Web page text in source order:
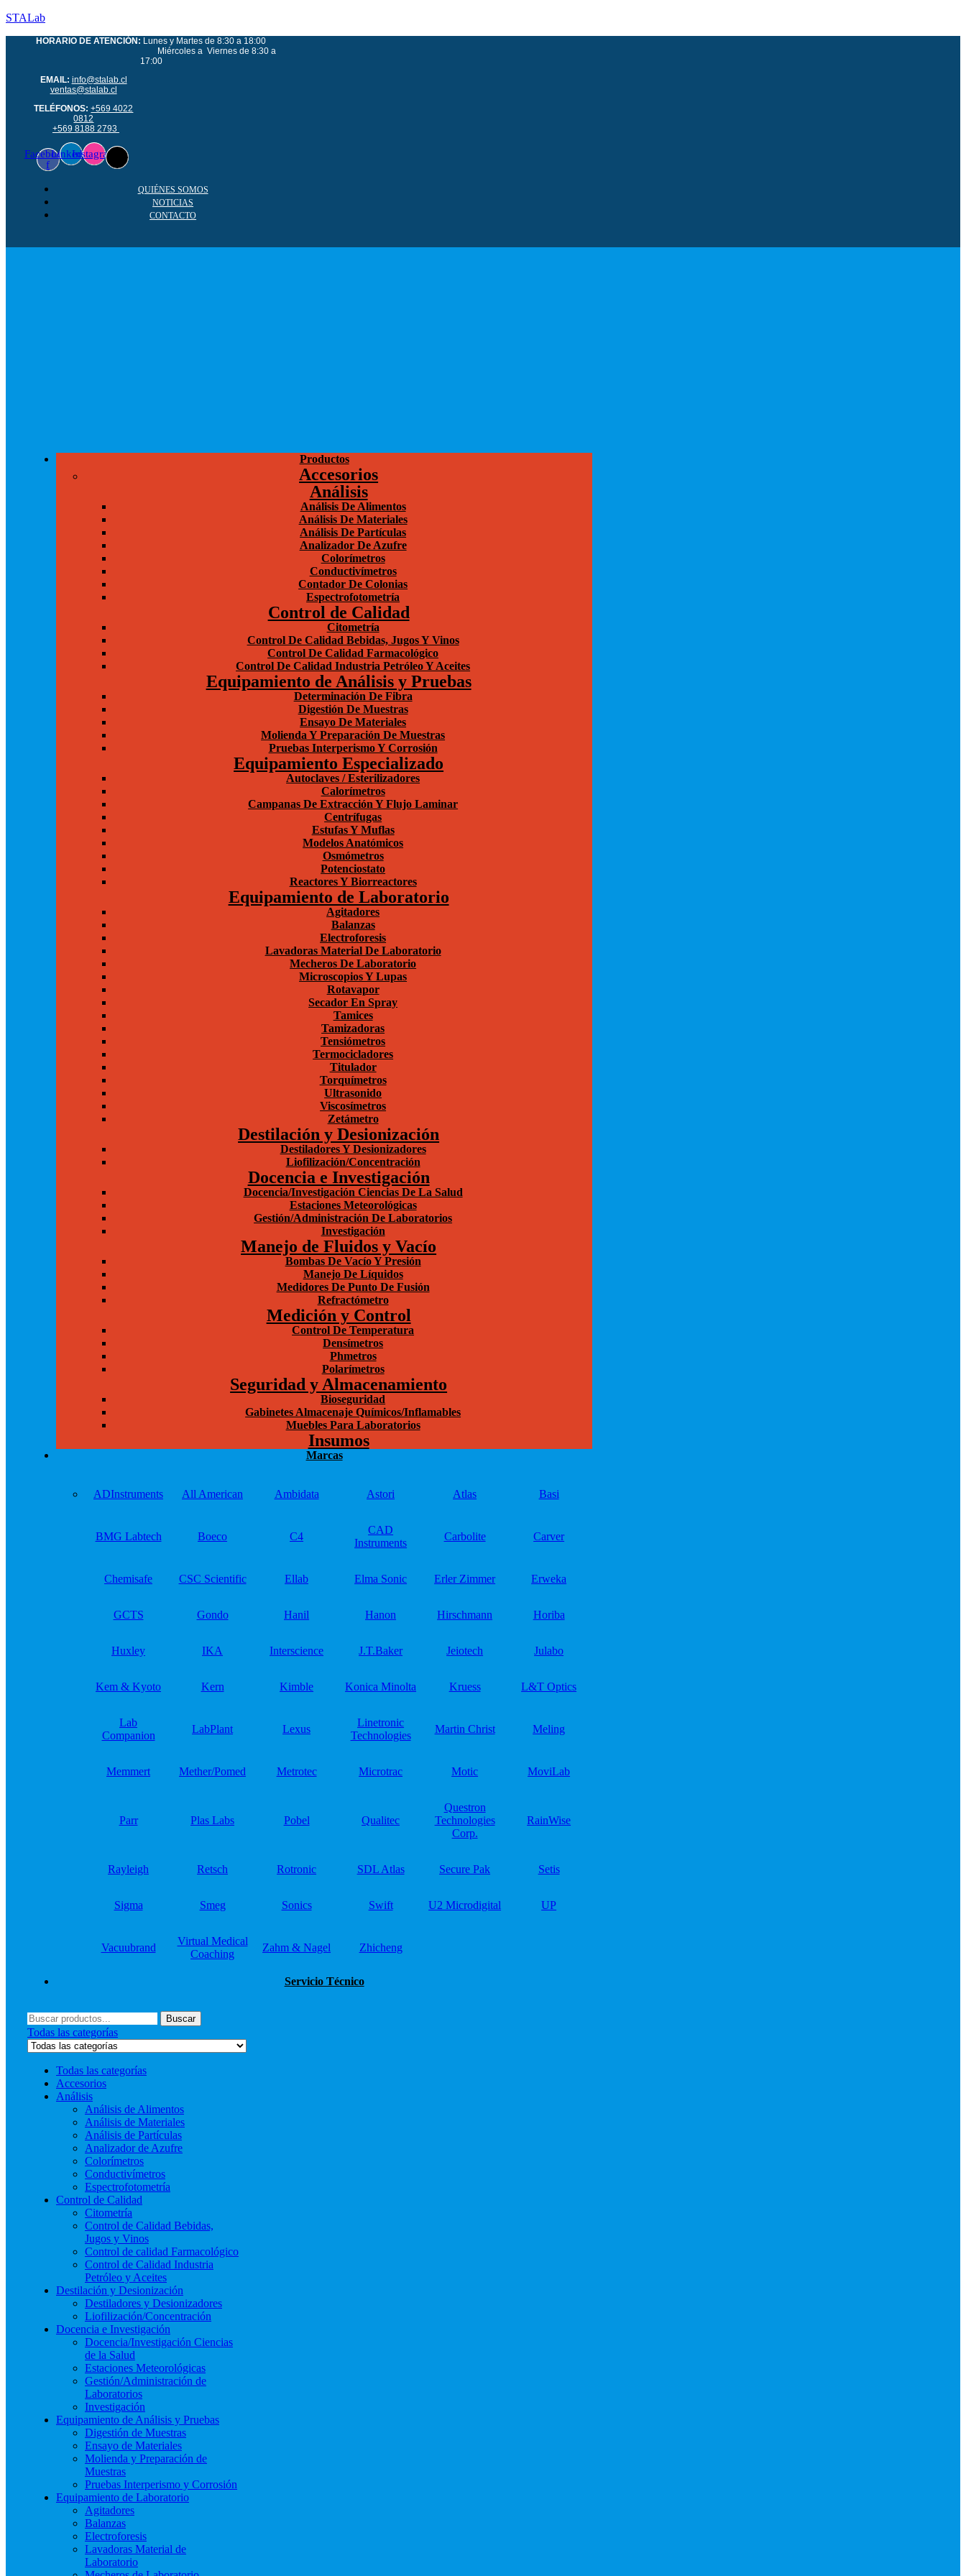
STALab
HORARIO DE ATENCIÓN: Lunes y Martes de 8:30 a 18:00
Miércoles a Viernes de 8:30 a
17:00
EMAIL: info@stalab.cl
ventas@stalab.cl
TELÉFONOS:+569 4022
0812
+569 8188 2793
Facebook-
f
LinkedinInstagram
QUIÉNES SOMOS
NOTICIAS
CONTACTO
Productos
Accesorios
Análisis
Análisis De Alimentos
Análisis De Materiales
Análisis De Partículas
Analizador De Azufre
Colorímetros
Conductivímetros
Contador De Colonias
Espectrofotometría
Control de Calidad
Citometría
Control De Calidad Bebidas, Jugos Y Vinos
Control De Calidad Farmacológico
Control De Calidad Industria Petróleo Y Aceites
Equipamiento de Análisis y Pruebas
Determinación De Fibra
Digestión De Muestras
Ensayo De Materiales
Molienda Y Preparación De Muestras
Pruebas Interperismo Y Corrosión
Equipamiento Especializado
Autoclaves / Esterilizadores
Calorímetros
Campanas De Extracción Y Flujo Laminar
Centrífugas
Estufas Y Muflas
Modelos Anatómicos
Osmómetros
Potenciostato
Reactores Y Biorreactores
Equipamiento de Laboratorio
Agitadores
Balanzas
Electroforesis
Lavadoras Material De Laboratorio
Mecheros De Laboratorio
Microscopios Y Lupas
Rotavapor
Secador En Spray
Tamices
Tamizadoras
Tensiómetros
Termocicladores
Titulador
Torquímetros
Ultrasonido
Viscosímetros
Zetámetro
Destilación y Desionización
Destiladores Y Desionizadores
Liofilización/Concentración
Docencia e Investigación
Docencia/Investigación Ciencias De La Salud
Estaciones Meteorológicas
Gestión/Administración De Laboratorios
Investigación
Manejo de Fluidos y Vacío
Bombas De Vacío Y Presión
Manejo De Líquidos
Medidores De Punto De Fusión
Refractómetro
Medición y Control
Control De Temperatura
Densímetros
Phmetros
Polarímetros
Seguridad y Almacenamiento
Bioseguridad
Gabinetes Almacenaje Químicos/Inflamables
Muebles Para Laboratorios
Insumos
Marcas
ADInstruments All American Ambidata Astori Atlas Basi
BMG Labtech Boeco C4
CAD
Instruments
Carbolite Carver
Chemisafe CSC Scientific Ellab Elma Sonic Erler Zimmer Erweka
GCTS Gondo Hanil Hanon Hirschmann Horiba
Huxley IKA Interscience J.T.Baker Jeiotech Julabo
Kem & Kyoto Kern Kimble Konica Minolta Kruess L&T Optics
Lab
Companion
LabPlant Lexus
Linetronic
Technologies
Martin Christ Meling
Memmert Mether/Pomed Metrotec Microtrac Motic MoviLab
Parr Plas Labs Pobel Qualitec
Questron
Technologies
Corp.
RainWise
Rayleigh Retsch Rotronic SDL Atlas Secure Pak Setis
Sigma Smeg Sonics Swift U2 Microdigital UP
Vacuubrand
Virtual Medical
Coaching
Zahm & Nagel Zhicheng
Servicio Técnico
Menú
Buscar
por:
Buscar
Todas las categorías
Todas las categorías
Accesorios
Análisis
Análisis de Alimentos
Análisis de Materiales
Análisis de Partículas
Analizador de Azufre
Colorímetros
Conductivímetros
Espectrofotometría
Control de Calidad
Citometría
Control de Calidad Bebidas,
Jugos y Vinos
Control de calidad Farmacológico
Control de Calidad Industria
Petróleo y Aceites
Destilación y Desionización
Destiladores y Desionizadores
Liofilización/Concentración
Docencia e Investigación
Docencia/Investigación Ciencias
de la Salud
Estaciones Meteorológicas
Gestión/Administración de
Laboratorios
Investigación
Equipamiento de Análisis y Pruebas
Digestión de Muestras
Ensayo de Materiales
Molienda y Preparación de
Muestras
Pruebas Interperismo y Corrosión
Equipamiento de Laboratorio
Agitadores
Balanzas
Electroforesis
Lavadoras Material de
Laboratorio